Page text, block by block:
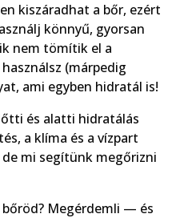
kiszáradhat a bőr, ezért
könnyű, gyorsan
nem tömítik el a
(márpedig
ami egyben hidratál is!
és alatti hidratálás
a klíma és a vízpart
mi segítünk megőrizni
Megérdemli — és